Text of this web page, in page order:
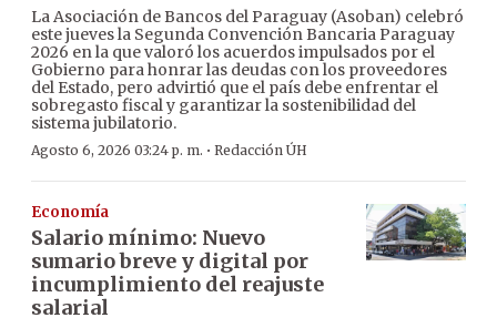
La Asociación de Bancos del Paraguay (Asoban) celebró
este jueves la Segunda Convención Bancaria Paraguay
2026 en la que valoró los acuerdos impulsados por el
Gobierno para honrar las deudas con los proveedores
del Estado, pero advirtió que el país debe enfrentar el
sobregasto fiscal y garantizar la sostenibilidad del
sistema jubilatorio.
Agosto 6, 2026 03:24 p. m. · Redacción ÚH
Economía
Salario mínimo: Nuevo
sumario breve y digital por
incumplimiento del reajuste
salarial